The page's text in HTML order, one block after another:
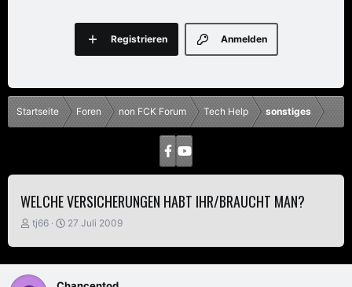
Anmelden
Registrieren
Startseite Foren non FCK Forum Tech Help sonstiges
WELCHE VERSICHERUNGEN HABT IHR/BRAUCHT MAN?
E
s
t
e
tj66
E
s
t
27 Juli 2009